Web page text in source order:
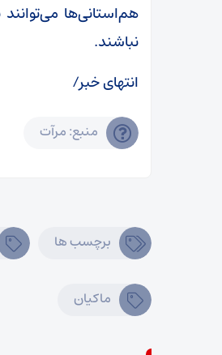
هم‌استانی‌ها
نباشند.
انتهای خبر/
منبع: مرآت
برچسب ها
ماکیان